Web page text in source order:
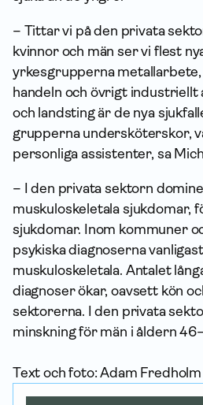
– Tittar vi på den privata
kvinnor och män ser vi flest
yrkesgrupperna
handeln och övrigt
och landsting är de nya
grupperna undersköterskor,
personliga assistenter, sa
– I den privata sektorn
muskuloskeletala sjukdomar,
sjukdomar. Inom kommuner
psykiska diagnoserna
muskuloskeletala. Antalet
diagnoser ökar, oavsett kön
sektorerna. I den privata
minskning för män i åldern
Text och foto: Adam Fredholm